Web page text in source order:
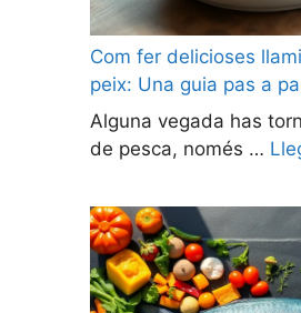
Com fer delicioses
peix: Una guia pas a
Alguna vegada has
de pesca, només …